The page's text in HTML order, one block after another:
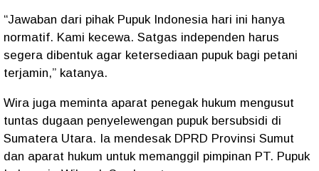
“Jawaban dari pihak Pupuk Indonesia hari ini hanya
normatif. Kami kecewa. Satgas independen harus
segera dibentuk agar ketersediaan pupuk bagi petani
terjamin,” katanya.
Wira juga meminta aparat penegak hukum mengusut
tuntas dugaan penyelewengan pupuk bersubsidi di
Sumatera Utara. Ia mendesak DPRD Provinsi Sumut
dan aparat hukum untuk memanggil pimpinan PT. Pupuk